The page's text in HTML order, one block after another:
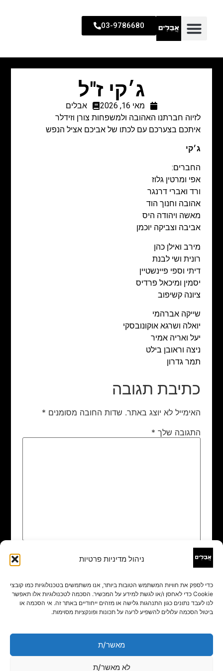
ניהול מדיניות פרטיות
כדי לספק את חוויות המשתמש הטובות ביותר, אנו משתמשים בטכנולוגיות כמו קובצי
Cookie כדי לאחסן ו/או לגשת למידע על המכשיר. הסכמה לטכנולוגיות אלו תאפשר
לנו לעבד נתונים כגון התנהגות גלישה או מזהים ייחודיים באתר זה. אי הסכמה או
ביטול הסכמה עלולים להשפיע לרעה על תכונות ופונקציות מסוימות.
מאשר/ת
לא מאשר/ת
03-9786680
ג׳קי ז"ל
מאי 16, 2026
אבלים
לזיוה חברתנו האהובה ולמשפחות צורן וזידלר
איתכם בצערכם עם לכתו של אביכם אציל הנפש
ג׳קי
החברים:
אפי ומרטין גלוז
ורד ואברי דרנגר
אהובה וחנוך הוד
מאשה ויהודה היס
אביבה וצביקה יוכמן
מירב ואילן כהן
רונית ושי לבנת
דיתי וספי פיינשטיין
יסמין ומיכאל פרדיס
ציונה קשיפוב
שייקה אברהמי
יואלה ושרגא אוקונובסקי
יעל ואריה אמיר
ניצה וראובן בילט
תמר גדרון
כתיבת תגובה
האימייל לא יוצג באתר. שדות החובה מסומנים *
התגובה שלך *
שם
אימייל*